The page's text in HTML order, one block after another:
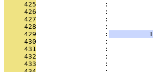
     425
:
     426
:
     427
:
     428
:
     429
                 :
     430
:
     431
:
     432
:
     433
: